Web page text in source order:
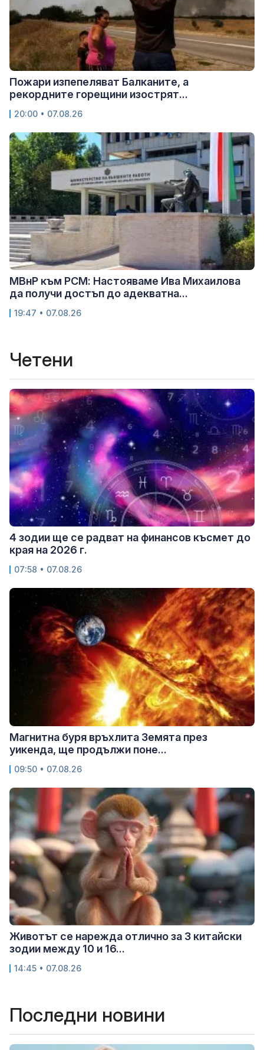
Пожари изпепеляват Балканите, а
рекордните горещини изострят...
20:00 • 07.08.26
МВнР към РСМ: Настояваме Ива Михаилова
да получи достъп до адекватна...
19:47 • 07.08.26
Четени
4 зодии ще се радват на финансов късмет до
края на 2026 г.
07:58 • 07.08.26
Магнитна буря връхлита Земята през
уикенда, ще продължи поне...
09:50 • 07.08.26
Животът се нарежда отлично за 3 китайски
зодии между 10 и 16...
14:45 • 07.08.26
Последни новини